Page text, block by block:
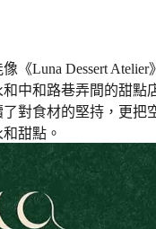
《Luna Dessert
中和路巷弄間的甜點
對食材的堅持，更把
甜點。